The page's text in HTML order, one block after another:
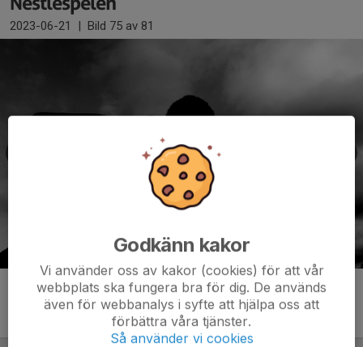
2023-06-21 | Bild 75 av 81
Godkänn kakor
Vi använder oss av kakor (cookies) för att vår
webbplats ska fungera bra för dig. De används
även för webbanalys i syfte att hjälpa oss att
förbättra våra tjänster.
Så använder vi cookies